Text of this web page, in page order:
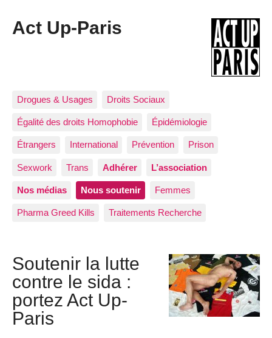
Act Up-Paris
Drogues & Usages Droits Sociaux
Égalité des droits Homophobie Épidémiologie
Étrangers International Prévention Prison
Sexwork Trans Adhérer L’association
Nos médias Nous soutenir Femmes
Pharma Greed Kills Traitements Recherche
Soutenir la lutte
contre le sida :
portez Act Up-
Paris